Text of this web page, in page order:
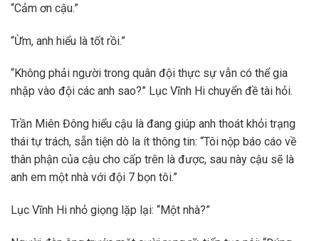
“Cảm ơn cậu.”
“Ừm, anh hiểu là tốt rồi.”
“Không phải người trong quân đội thực sự vẫn có thể gia
nhập vào đội các anh sao?” Lục Vĩnh Hi chuyển đề tài hỏi.
Trần Miên Đông hiểu cậu là đang giúp anh thoát khỏi trạng
thái tự trách, sẵn tiện dò la ít thông tin: “Tôi nộp báo cáo về
thân phận của cậu cho cấp trên là được, sau này cậu sẽ là
anh em một nhà với đội 7 bọn tôi.”
Lục Vĩnh Hi nhỏ giọng lặp lại: “Một nhà?”